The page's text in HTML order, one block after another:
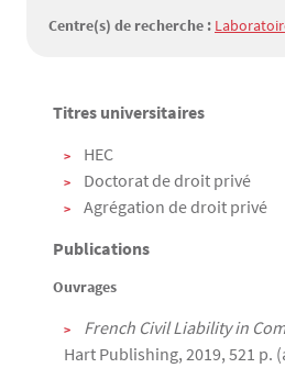
Centre(s) de recherche :
Texte
Titres universitaires
HEC
Doctorat de droit privé
Agrégation de droit privé
Publications
Ouvrages
French Civil Liability in
Hart Publishing, 2019, 521 p.